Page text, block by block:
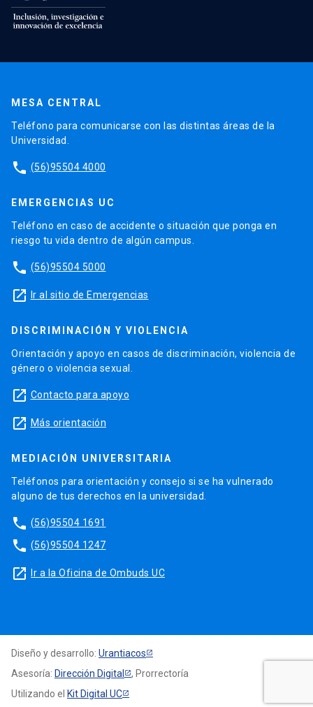
MESA CENTRAL
Teléfono para comunicarse con las distintas áreas de la
Universidad.
phone (56)95504 4000
EMERGENCIAS UC
Teléfono en caso de accidente o situación que ponga en
riesgo tu vida dentro de algún campus.
phone (56)95504 5000
launch Ir al sitio de Emergencias
DISCRIMINACIÓN Y VIOLENCIA
Orientación y apoyo en casos de discriminación, violencia de
género o violencia sexual.
launch Contacto para apoyo
launch Más orientación
MEDIACIÓN UNIVERSITARIA
Teléfonos para orientación y consejo si se ha vulnerado
alguno de tus derechos en la universidad.
phone (56)95504 1691
phone (56)95504 1247
launch Ir a la Oficina de Ombuds UC
Diseño y desarrollo: Urantiacos
Asesoría: Dirección Digital
, Prorrectoría
Utilizando el Kit Digital UC